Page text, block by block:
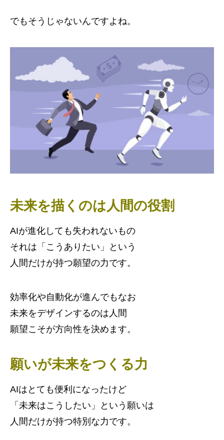
でもそうじゃないんですよね。
未来を描くのは人間の役割
AIが進化しても失われないもの
それは「こうありたい」という
人間だけが持つ願望の力です。
効率化や自動化が進んでもなお
未来をデザインするのは人間
願望こそが方向性を決めます。
願いが未来をつくる力
AIはとても便利になったけど
「未来はこうしたい」という願いは
人間だけが持つ特別な力です。